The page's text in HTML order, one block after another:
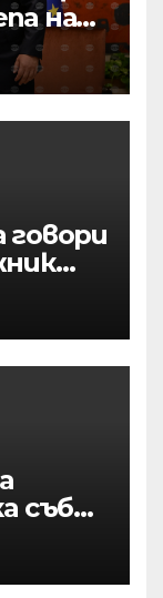
на
говори
в
събра